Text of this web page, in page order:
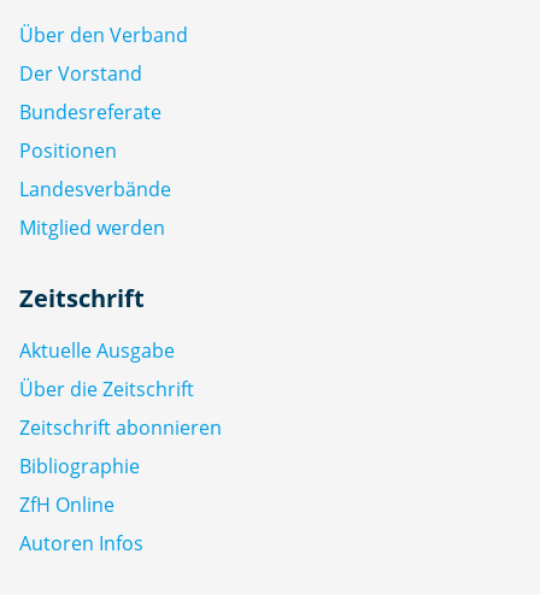
Über den Verband
Der Vorstand
Bundesreferate
Positionen
Landesverbände
Mitglied werden
Zeitschrift
Aktuelle Ausgabe
Über die Zeitschrift
Zeitschrift abonnieren
Bibliographie
ZfH Online
Autoren Infos